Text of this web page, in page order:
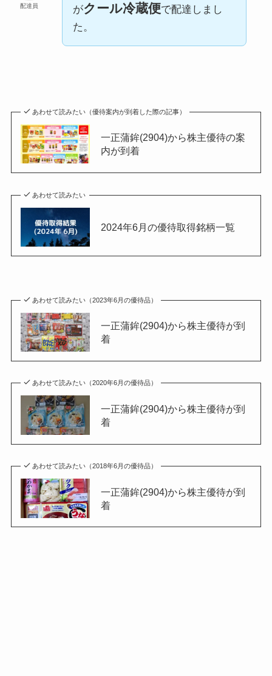
配達員 がクール冷蔵便で配達しまし
た。
あわせて読みたい（優待案内が到着した際の記事）
一正蒲鉾(2904)から株主優待の案
内が到着
あわせて読みたい
2024年6月の優待取得銘柄一覧
あわせて読みたい（2023年6月の優待品）
一正蒲鉾(2904)から株主優待が到
着
あわせて読みたい（2020年6月の優待品）
一正蒲鉾(2904)から株主優待が到
着
あわせて読みたい（2018年6月の優待品）
一正蒲鉾(2904)から株主優待が到
着